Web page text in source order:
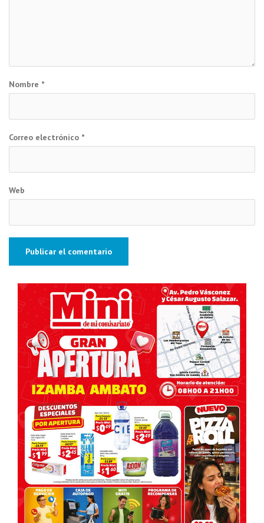
Nombre *
Correo electrónico *
Web